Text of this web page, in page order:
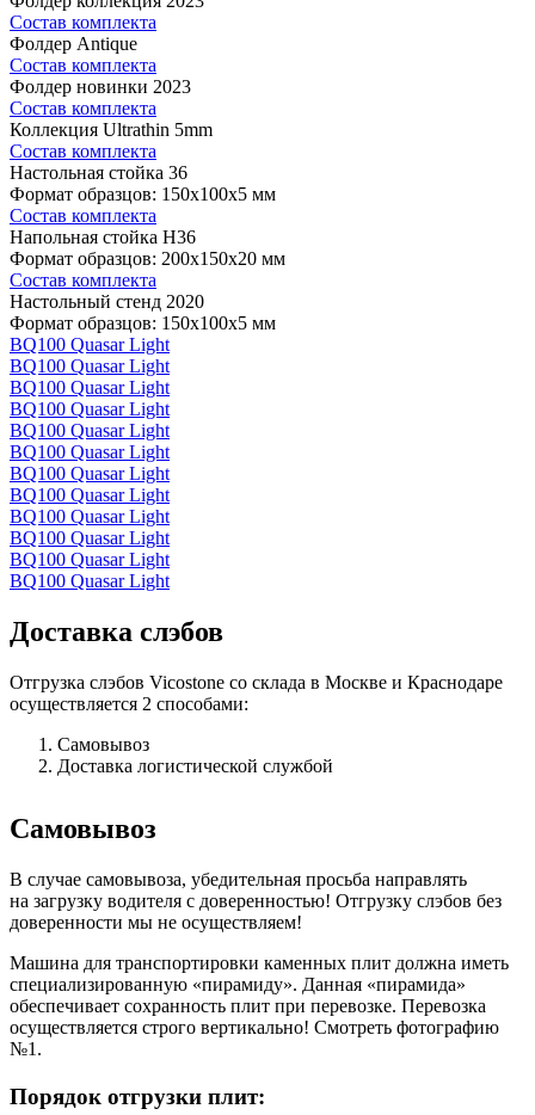
Состав комплекта
Фолдер Antique
Состав комплекта
Фолдер новинки 2023
Состав комплекта
Коллекция Ultrathin 5mm
Состав комплекта
Настольная стойка 36
Формат образцов: 150x100x5 мм
Состав комплекта
Напольная стойка H36
Формат образцов: 200x150x20 мм
Состав комплекта
Настольный стенд 2020
Формат образцов: 150x100x5 мм
BQ100 Quasar Light
BQ100 Quasar Light
BQ100 Quasar Light
BQ100 Quasar Light
BQ100 Quasar Light
BQ100 Quasar Light
BQ100 Quasar Light
BQ100 Quasar Light
BQ100 Quasar Light
BQ100 Quasar Light
BQ100 Quasar Light
BQ100 Quasar Light
Доставка слэбов
Отгрузка слэбов Vicostone со склада в Москве и Краснодаре
осуществляется 2 способами:
Самовывоз
Доставка логистической службой
Самовывоз
В случае самовывоза, убедительная просьба направлять
на загрузку водителя с доверенностью! Отгрузку слэбов без
доверенности мы не осуществляем!
Машина для транспортировки каменных плит должна иметь
специализированную «пирамиду». Данная «пирамида»
обеспечивает сохранность плит при перевозке. Перевозка
осуществляется строго вертикально! Смотреть фотографию
№1.
Порядок отгрузки плит: